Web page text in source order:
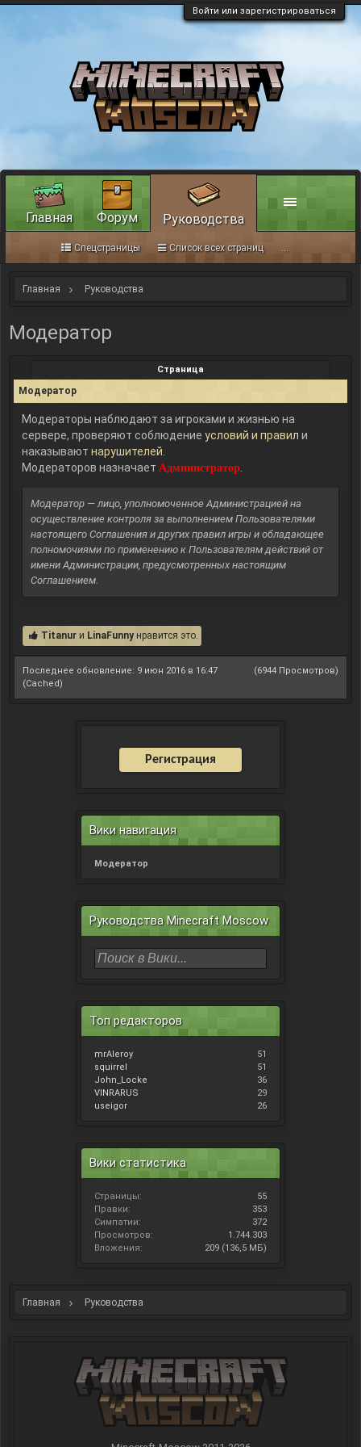
Войти или зарегистрироваться
Главная Руководства
Модератор
Страница
Модератор
Модераторы наблюдают за игроками и жизнью на
сервере, проверяют соблюдение условий и правил и
наказывают нарушителей
Модераторов назначает Администратор
Модератор — лицо, уполномоченное Администрацией на
осуществление контроля за выполнением Пользователями
настоящего Соглашения и других правил игры и обладающее
полномочиями по применению к Пользователям действий от
имени Администрации, предусмотренных настоящим
Соглашением.
Titanur и LinaFunnyнравится это.
(6944 Просмотров)
Последнее обновление: 9 июн 2016 в 16:47
(Cached)
Регистрация
Вики навигация
Модератор
Руководства Minecraft Moscow
Топ редакторов
mrAleroy
51
squirrel
51
John_Locke
36
VINRARUS
29
useigor
26
Вики статистика
Страницы:
55
Правки:
353
Симпатии:
372
Просмотров:
1.744.303
Вложения:
209 (136,5 МБ)
Главная Руководства
Главная Форум Руководства
Спецстраницы Список всех страниц ...